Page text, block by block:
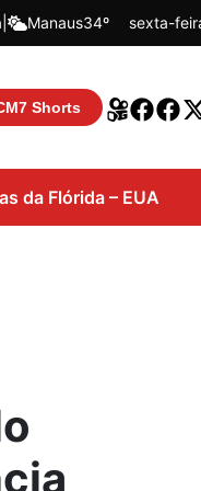
Manaus34º sexta-
Shorts
da Flórida – EUA